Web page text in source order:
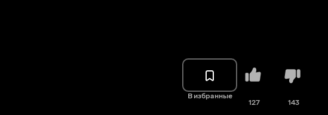
В избранные
127 143